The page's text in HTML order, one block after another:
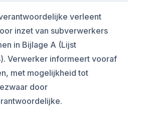
verleent
inzet van subverwerkers
in Bijlage A (Lijst
Verwerker informeert vooraf
met mogelijkheid tot
door